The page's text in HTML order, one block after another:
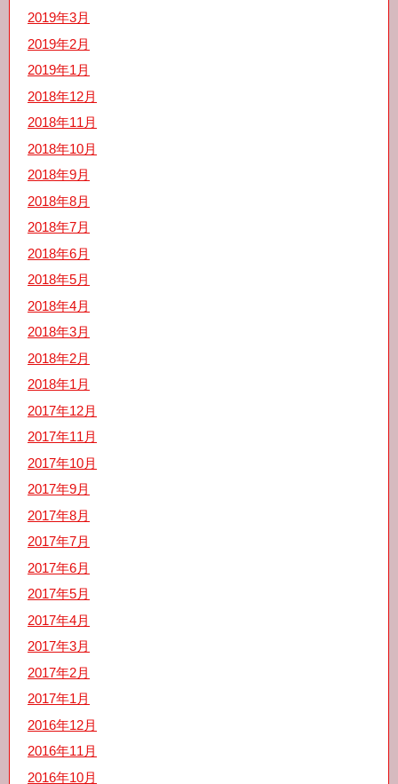
2019年3月
2019年2月
2019年1月
2018年12月
2018年11月
2018年10月
2018年9月
2018年8月
2018年7月
2018年6月
2018年5月
2018年4月
2018年3月
2018年2月
2018年1月
2017年12月
2017年11月
2017年10月
2017年9月
2017年8月
2017年7月
2017年6月
2017年5月
2017年4月
2017年3月
2017年2月
2017年1月
2016年12月
2016年11月
2016年10月